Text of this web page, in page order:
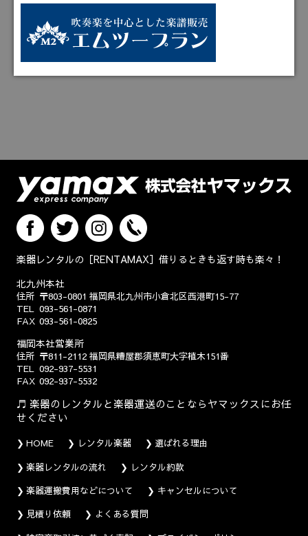
楽器レンタルの［RENTAMAX］借りるときも返す時も楽々！
北九州本社
住所 〒803-0801 福岡県北九州市小倉北区西港町15-77
TEL 093-561-0871
FAX 093-561-0825
福岡本社営業所
住所 〒811-2112 福岡県糟屋郡須恵町大字植木151番
TEL 092-937-5531
FAX 092-937-5532
楽器のレンタルと楽器運送のことならヤマックスにお任
せください
HOME レンタル楽器
選ばれる理由
楽器レンタルの流れ
レンタル約款
楽器運搬費用などについて
キャンセルについて
見積り依頼
よくある質問